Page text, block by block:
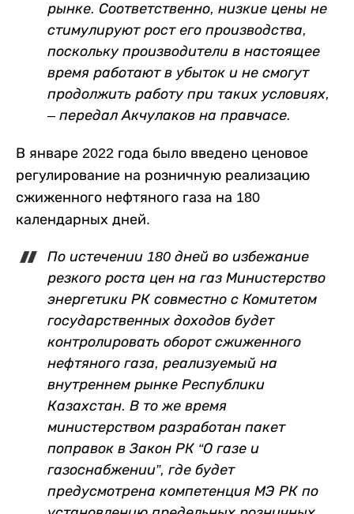
рынке. Соответственно, низкие цены не
стимулируют рост его производства,
поскольку производители в настоящее
время работают в убыток и не смогут
продолжить работу при таких условиях,
– передал Акчулаков на правчасе.
В январе 2022 года было введено ценовое
регулирование на розничную реализацию
сжиженного нефтяного газа на 180
календарных дней.
По истечении 180 дней во избежание
резкого роста цен на газ Министерство
энергетики РК совместно с Комитетом
государственных доходов будет
контролировать оборот сжиженного
нефтяного газа, реализуемый на
внутреннем рынке Республики
Казахстан. В то же время
министерством разработан пакет
поправок в Закон РК “О газе и
газоснабжении”, где будет
предусмотрена компетенция МЭ РК по